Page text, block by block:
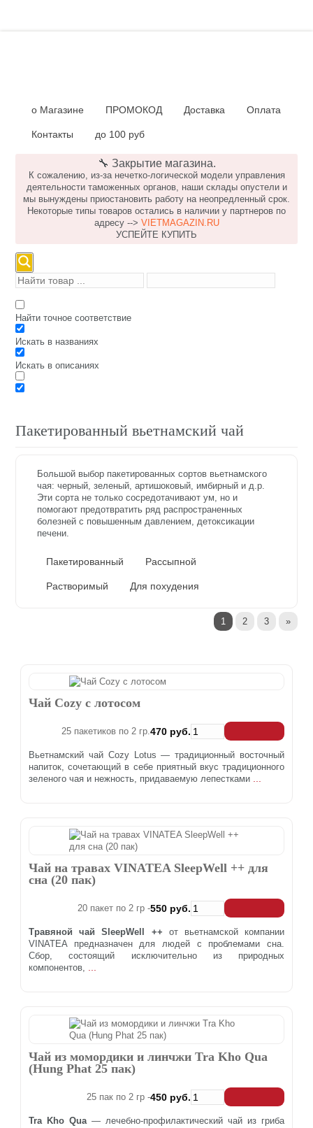
о Магазине ПРОМОКОД Доставка Оплата
Контакты до 100 руб
🔧 Закрытие магазина.
К сожалению, из-за нечетко-логической модели управления
деятельности таможенных органов, наши склады опустели и
мы вынуждены приостановить работу на неопредленный срок.
Некоторые типы товаров остались в наличии у партнеров по
адресу --> VIETMAGAZIN.RU
УСПЕЙТЕ КУПИТЬ
Найти точное соответствие
Искать в названиях
Искать в описаниях
Пакетированный вьетнамский чай
Большой выбор пакетированных сортов вьетнамского
чая: черный, зеленый, артишоковый, имбирный и д.р.
Эти сорта не только сосредотачивают ум, но и
помогают предотвратить ряд распространенных
болезней с повышенным давлением, детоксикации
печени.
Пакетированный Рассыпной
Растворимый Для похудения
1 2 3 »
Чай Cozy с лотосом
25 пакетиков по 2 гр.470 руб.
Вьетнамский чай Cozy Lotus — традиционный восточный
напиток, сочетающий в себе приятный вкус традиционного
зеленого чая и нежность, придаваемую лепестками
Чай на травах VINATEA SleepWell ++ для
сна (20 пак)
20 пакет по 2 гр -550 руб.
Травяной чай SleepWell ++ от вьетнамской компании
VINATEA предназначен для людей с проблемами сна.
Сбор, состоящий исключительно из природных
компонентов,
Чай из момордики и линчжи Tra Kho Qua
(Hung Phat 25 пак)
25 пак по 2 гр -450 руб.
Tra Kho Qua— лечебно-профилактический чай из гриба